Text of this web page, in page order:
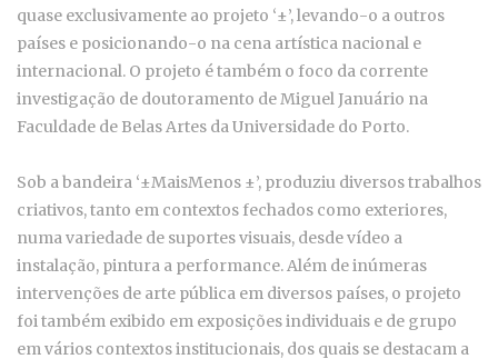
quase exclusivamente ao projeto ‘±’, levando-o a outros
países e posicionando-o na cena artística nacional e
internacional. O projeto é também o foco da corrente
investigação de doutoramento de Miguel Januário na
Faculdade de Belas Artes da Universidade do Porto.
Sob a bandeira ‘±MaisMenos ±’, produziu diversos trabalhos
criativos, tanto em contextos fechados como exteriores,
numa variedade de suportes visuais, desde vídeo a
instalação, pintura a performance. Além de inúmeras
intervenções de arte pública em diversos países, o projeto
foi também exibido em exposições individuais e de grupo
em vários contextos institucionais, dos quais se destacam a